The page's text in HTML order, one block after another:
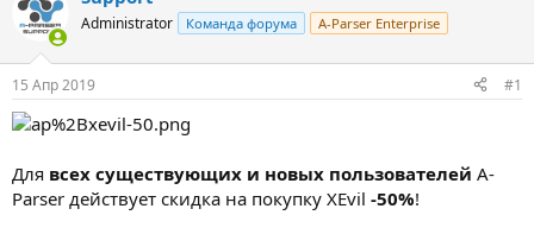
о
р
т
е
м
ы
а
н
а
л
Administrator Команда форума A-Parser Enterprise
15 Апр 2019 #1
Для всех существующих и новых пользователей A-
Parser действует скидка на покупку XEvil -50%!